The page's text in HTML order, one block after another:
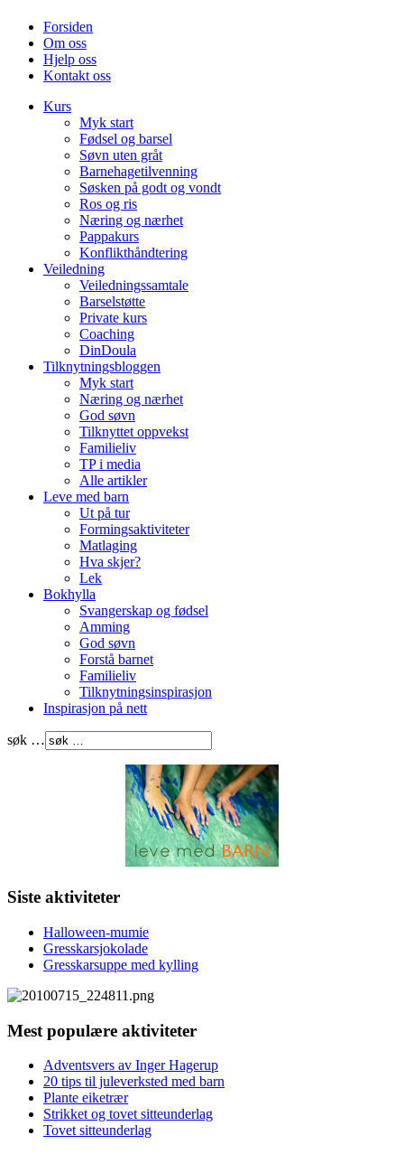
Forsiden
Om oss
Hjelp oss
Kontakt oss
Kurs
Myk start
Fødsel og barsel
Søvn uten gråt
Barnehagetilvenning
Søsken på godt og vondt
Ros og ris
Næring og nærhet
Pappakurs
Konflikthåndtering
Veiledning
Veiledningssamtale
Barselstøtte
Private kurs
Coaching
DinDoula
Tilknytningsbloggen
Myk start
Næring og nærhet
God søvn
Tilknyttet oppvekst
Familieliv
TP i media
Alle artikler
Leve med barn
Ut på tur
Formingsaktiviteter
Matlaging
Hva skjer?
Lek
Bokhylla
Svangerskap og fødsel
Amming
God søvn
Forstå barnet
Familieliv
Tilknytningsinspirasjon
Inspirasjon på nett
søk …
Siste aktiviteter
Halloween-mumie
Gresskarsjokolade
Gresskarsuppe med kylling
Mest populære aktiviteter
Adventsvers av Inger Hagerup
20 tips til juleverksted med barn
Plante eiketrær
Strikket og tovet sitteunderlag
Tovet sitteunderlag